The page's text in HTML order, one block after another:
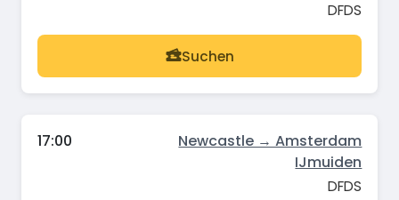
DFDS
Suchen
17:00
Newcastle → Amsterdam
IJmuiden
DFDS